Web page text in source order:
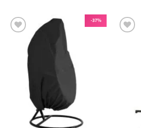
יש
סוגים.
המוצר
37%-
לרשימת
המשאלות